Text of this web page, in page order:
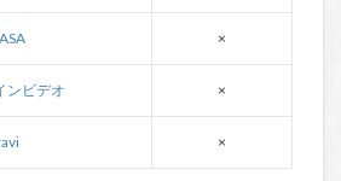
×
ンビデオ ×
×